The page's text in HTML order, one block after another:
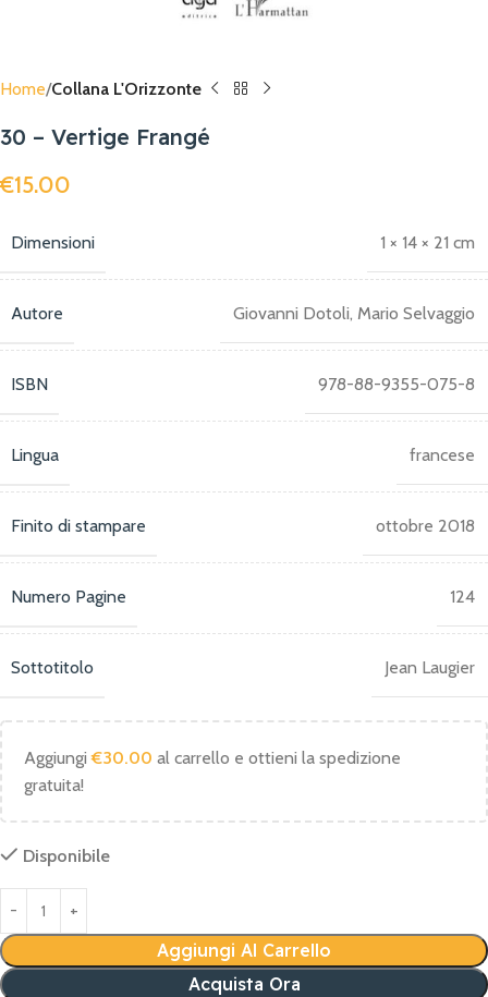
Home Collana L'Orizzonte
30 – Vertige Frangé
€15.00
Dimensioni 1 × 14 × 21 cm
Autore Giovanni Dotoli, Mario Selvaggio
ISBN 978-88-9355-075-8
Lingua francese
Finito di stampare ottobre 2018
Numero Pagine 124
Sottotitolo Jean Laugier
Aggiungi€30.00 al carrello e ottieni la spedizione
gratuita!
Disponibile
Aggiungi Al Carrello
Acquista Ora